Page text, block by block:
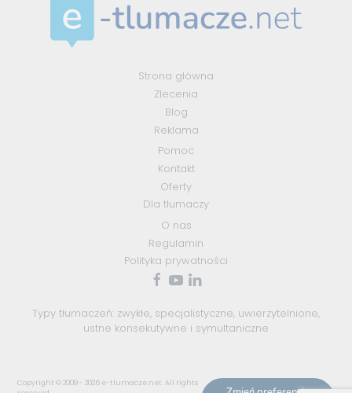
Strona główna
Zlecenia
Blog
Reklama
Pomoc
Kontakt
Oferty
Dla tłumaczy
O nas
Regulamin
Polityka prywatności
Typy tłumaczeń: zwykłe, specjalistyczne, uwierzytelnione,
ustne konsekutywne i symultaniczne
Copyright © 2009 - 2026 e-tlumacze.net. All rights